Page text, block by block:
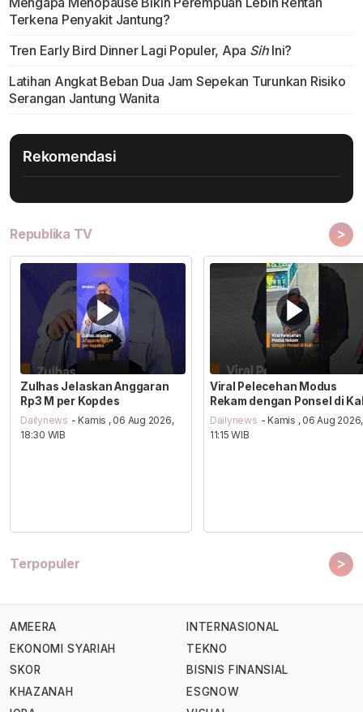
Terkena Penyakit Jantung?
Tren Early Bird Dinner Lagi Populer, Apa SihIni?
Latihan Angkat Beban Dua Jam Sepekan Turunkan Risiko
Serangan Jantung Wanita
Rekomendasi
Republika TV >
Zulhas Jelaskan Anggaran
Rp3 M per Kopdes
Dailynews - Kamis , 06 Aug 2026,
18:30 WIB
Viral Pelecehan Modus
Rekam dengan Ponsel di
Dailynews - Kamis , 06 Aug 2026,
11:15 WIB
Terpopuler >
AMEERA
EKONOMI SYARIAH
SKOR
KHAZANAH
INTERNASIONAL
TEKNO
BISNIS FINANSIAL
ESGNOW